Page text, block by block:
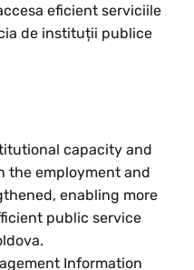
eficient serviciile
de instituții publice
capacity and
the employment and
enabling more
public service
Information